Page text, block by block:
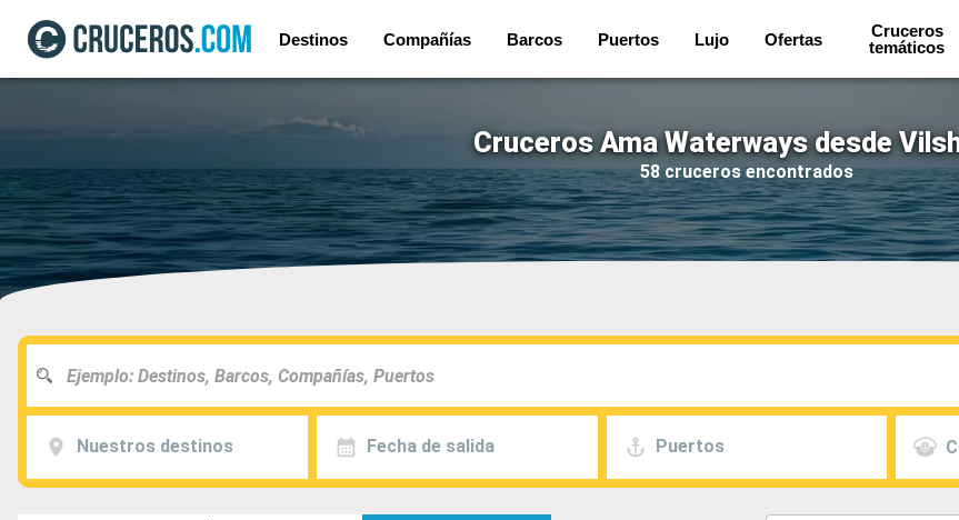
Destinos Compañías Barcos Puertos Lujo Ofertas
Cruceros
temáticos
Cruceros Ama Waterways desde
58 cruceros encontrados
Nuestros destinos Fecha de salida Puertos